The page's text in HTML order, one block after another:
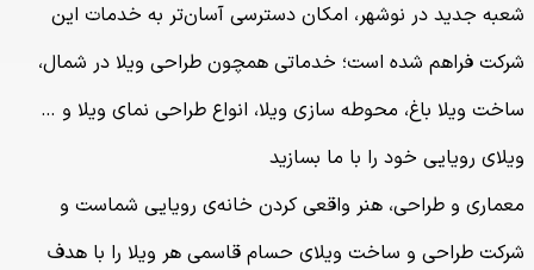
شعبه جدید در نوشهر، امکان دسترسی آسان‌تر به خدمات این
شرکت فراهم شده است؛ خدماتی همچون طراحی ویلا در شمال،
ساخت ویلا باغ، محوطه سازی ویلا، انواع طراحی نمای ویلا و …
ویلای رویایی خود را با ما بسازید
معماری و طراحی، هنر واقعی کردن خانه‌ی رویایی شماست و
شرکت طراحی و ساخت ویلای حسام قاسمی هر ویلا را با هدف